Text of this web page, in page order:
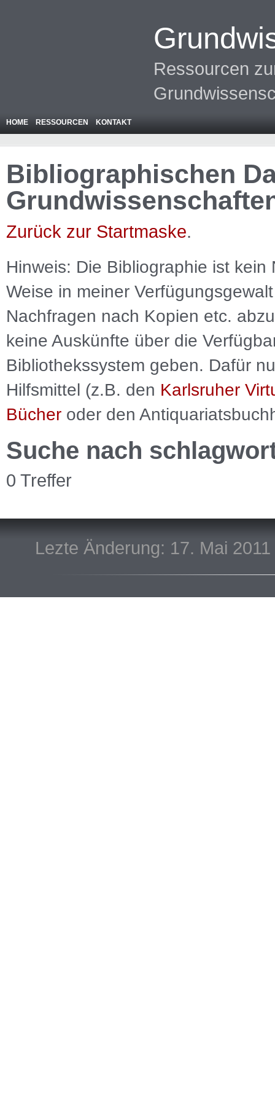
Ressourcen
HOME RESSOURCEN KONTAKT
Bibliographischen
Zurück zur Startmaske.
Hinweis: Die Bibliographie ist kein
Weise in meiner
Nachfragen nach Kopien etc.
keine Auskünfte über die
Bibliothekssystem geben. Dafür
Hilfsmittel (z.B. den Karlsruher
Bücher oder den
Suche nach
0 Treffer
Lezte Änderung: 17. Mai